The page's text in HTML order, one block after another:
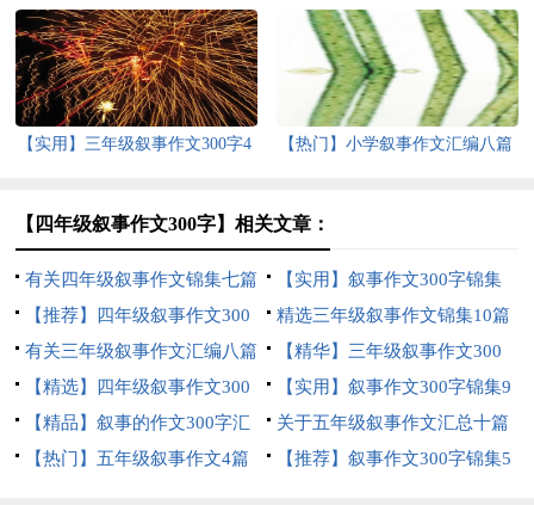
篇
【实用】三年级叙事作文300字4
【热门】小学叙事作文汇编八篇
【四年级叙事作文300字】相关文章：
有关四年级叙事作文锦集七篇
【实用】叙事作文300字锦集
10篇
【推荐】四年级叙事作文300
字汇总5篇
精选三年级叙事作文锦集10篇
有关三年级叙事作文汇编八篇
【精华】三年级叙事作文300
字集锦五篇
【精选】四年级叙事作文300
字汇总十篇
【实用】叙事作文300字锦集9
篇
【精品】叙事的作文300字汇
编十篇
关于五年级叙事作文汇总十篇
【热门】五年级叙事作文4篇
【推荐】叙事作文300字锦集5